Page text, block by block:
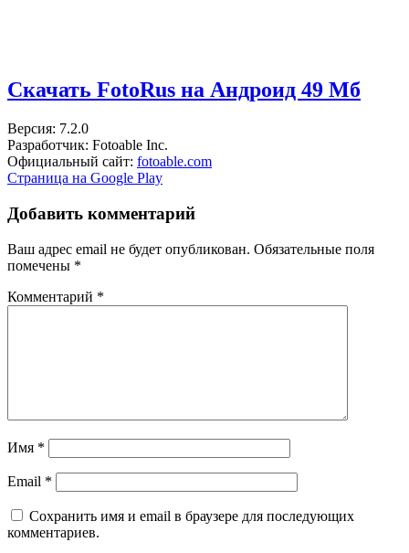
Скачать FotoRus на Андроид 49 Мб
Версия: 7.2.0
Разработчик: Fotoable Inc.
Официальный сайт: fotoable.com
Страница на Google Play
Добавить комментарий
Ваш адрес email не будет опубликован. Обязательные поля
помечены *
Комментарий *
Имя *
Email *
Сохранить имя и email в браузере для последующих
комментариев.